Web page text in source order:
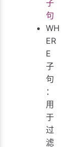
子
句
WH
ER
E
子
句
：
用
于
过
滤